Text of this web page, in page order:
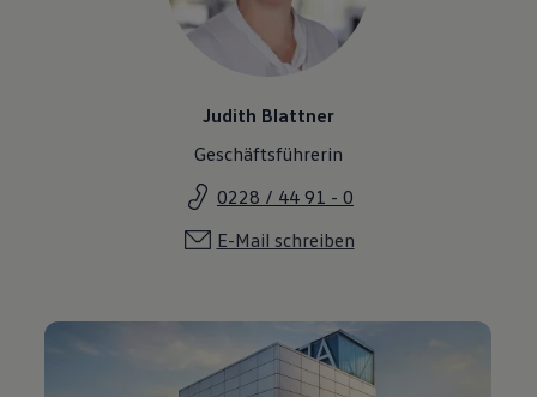
Judith Blattner
Geschäftsführerin
0228 / 44 91 - 0
E-Mail schreiben